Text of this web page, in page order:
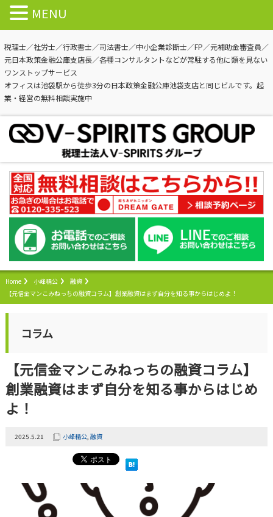
税理士／社労士／行政書士／司法書士／中小企業診断士／FP／元補助金審査員／
元日本政策金融公庫支店長／各種コンサルタントなどが常駐する他に類を見ない
ワンストップサービス
オフィスは池袋駅から徒歩3分の日本政策金融公庫池袋支店と同じビルです。起
業・経営の無料相談実施中
Home 小峰精公
融資
【元信金マンこみねっちの融資コラム】創業融資はまず自分を知る事からはじめよ！
コラム
【元信金マンこみねっちの融資コラム】
創業融資はまず自分を知る事からはじめ
よ！
2025.5.21 小峰精公, 融資
MENU